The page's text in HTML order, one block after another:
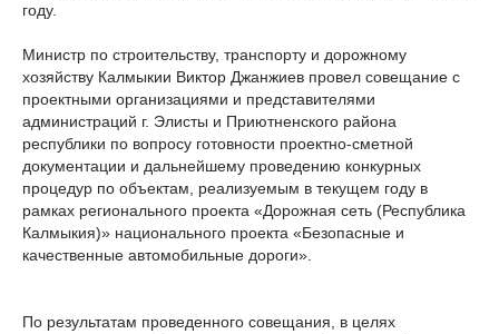
году.
Министр по строительству, транспорту и дорожному
хозяйству Калмыкии Виктор Джанжиев провел совещание с
проектными организациями и представителями
администраций г. Элисты и Приютненского района
республики по вопросу готовности проектно-сметной
документации и дальнейшему проведению конкурных
процедур по объектам, реализуемым в текущем году в
рамках регионального проекта «Дорожная сеть (Республика
Калмыкия)» национального проекта «Безопасные и
качественные автомобильные дороги».
По результатам проведенного совещания, в целях